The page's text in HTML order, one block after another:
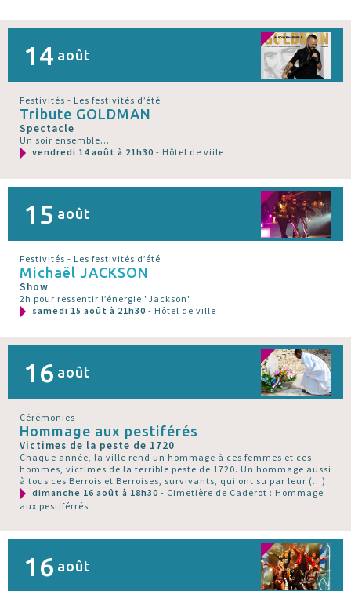
14 août
Festivités - Les festivités d’été
Tribute GOLDMAN
Spectacle
Un soir ensemble...
vendredi 14 août à 21h30 - Hôtel de viile
15 août
Festivités - Les festivités d’été
Michaël JACKSON
Show
2h pour ressentir l’énergie "Jackson"
samedi 15 août à 21h30 - Hôtel de ville
16 août
Cérémonies
Hommage aux pestiférés
Victimes de la peste de 1720
Chaque année, la ville rend un hommage à ces femmes et ces
hommes, victimes de la terrible peste de 1720. Un hommage aussi
à tous ces Berrois et Berroises, survivants, qui ont su par leur (…)
dimanche 16 août à 18h30 - Cimetière de Caderot : Hommage
aux pestiférrés
16 août